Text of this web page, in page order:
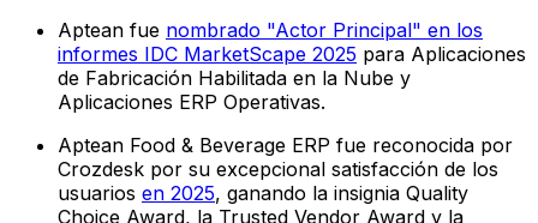
Aptean fue nombrado "Actor Principal" en los
informes IDC MarketScape 2025 para Aplicaciones
de Fabricación Habilitada en la Nube y
Aplicaciones ERP Operativas.
Aptean Food & Beverage ERP fue reconocida por
Crozdesk por su excepcional satisfacción de los
usuarios en 2025, ganando la insignia Quality
Choice Award, la Trusted Vendor Award y la